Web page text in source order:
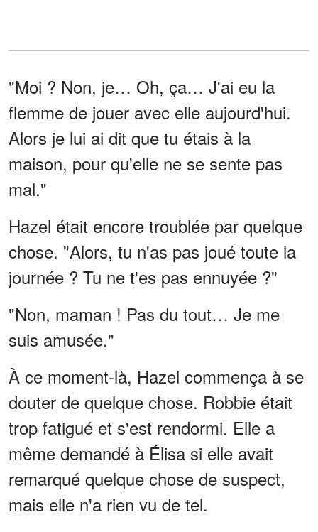
"Moi ? Non, je… Oh, ça… J'ai eu la
flemme de jouer avec elle aujourd'hui.
Alors je lui ai dit que tu étais à la
maison, pour qu'elle ne se sente pas
mal."
Hazel était encore troublée par quelque
chose. "Alors, tu n'as pas joué toute la
journée ? Tu ne t'es pas ennuyée ?"
"Non, maman ! Pas du tout… Je me
suis amusée."
À ce moment-là, Hazel commença à se
douter de quelque chose. Robbie était
trop fatigué et s'est rendormi. Elle a
même demandé à Élisa si elle avait
remarqué quelque chose de suspect,
mais elle n'a rien vu de tel.